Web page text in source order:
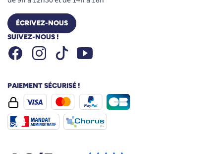
ÉCRIVEZ-NOUS
SUIVEZ-NOUS !
FacebookInstagramTiktok Youtube
PAIEMENT SÉCURISÉ !